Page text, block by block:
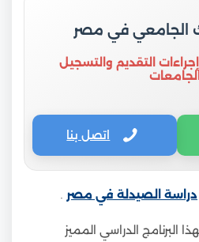
الجامعي في مصر
التقديم والتسجيل
اتصل بنا
دراسة الصيدلة في مصر
البرنامج الدراسي المميز